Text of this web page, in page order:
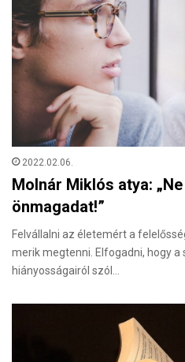
2022.02.06.
Molnár Miklós atya:
önmagadat!”
Felvállalni az életemért a
merik megtenni. Elfogadni, hogy
hiányosságairól szól…